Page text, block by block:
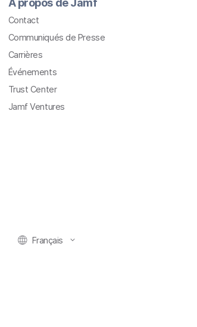
À propos de Jamf
Contact
Communiqués de Presse
Carrières
Événements
Trust Center
Jamf Ventures
Français